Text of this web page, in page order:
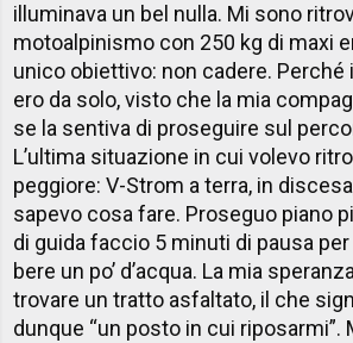
illuminava un bel nulla. Mi sono
motoalpinismo con 250 kg di maxi
unico obiettivo: non cadere.
ero da solo, visto che la mia
se la sentiva di proseguire sul
L’ultima situazione in cui volevo
peggiore: V-Strom a terra, in
sapevo cosa fare. Proseguo piano
di guida faccio 5 minuti di pausa
bere un po’ d’acqua. La mia
trovare un tratto asfaltato, il che
dunque “un posto in cui riposarmi”.